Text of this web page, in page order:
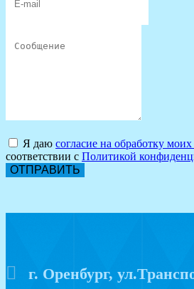
Я даю согласие на обработку
соответствии с Политикой
ОТПРАВИТЬ
г. Оренбург,